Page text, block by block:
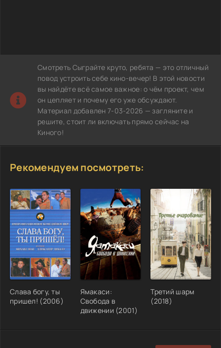
Смотреть Сыграйте круто, ребята — это отличный
повод устроить себе кино-вечер! В этой новости
вы найдёте всё самое важное: о чём проект, чем
он цепляет и почему его уже обсуждают.
Материал добавлен 7-03-2026 — загляните и
решите, стоит ли включать прямо сейчас на
Киного!
Рекомендуем посмотреть:
Слава богу, ты
пришел! (2006)
Ямакаси:
Свобода в
движении (2001)
Третий шарм
(2018)